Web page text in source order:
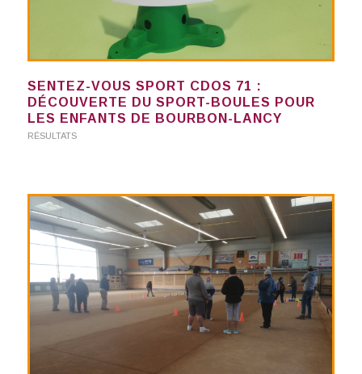
SENTEZ-VOUS SPORT CDOS 71 :
DÉCOUVERTE DU SPORT-BOULES POUR
LES ENFANTS DE BOURBON-LANCY
RÉSULTATS